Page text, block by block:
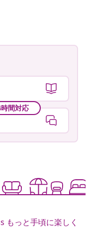
間対応
もっと手頃に楽しく